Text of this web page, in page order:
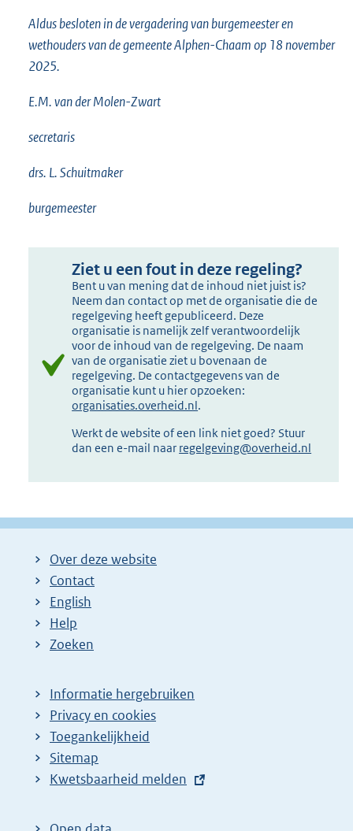
Aldus besloten in de vergadering van burgemeester en
wethouders van de gemeente Alphen-Chaam op 18 november
2025.
E.M. van der Molen-Zwart
secretaris
drs. L. Schuitmaker
burgemeester
Ziet u een fout in deze regeling?
Bent u van mening dat de inhoud niet juist is?
Neem dan contact op met de organisatie die de
regelgeving heeft gepubliceerd. Deze
organisatie is namelijk zelf verantwoordelijk
voor de inhoud van de regelgeving. De naam
van de organisatie ziet u bovenaan de
regelgeving. De contactgegevens van de
organisatie kunt u hier opzoeken:
organisaties.overheid.nl.
Werkt de website of een link niet goed? Stuur
dan een e-mail naar regelgeving@overheid.nl
Over deze website
Contact
English
Help
Zoeken
Informatie hergebruiken
Privacy en cookies
Toegankelijkheid
Sitemap
E
t
Kwetsbaarheid melden